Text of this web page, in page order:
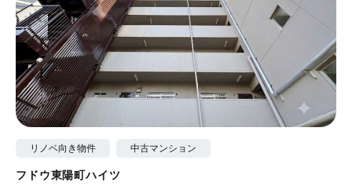
リノベ向き物件 中古マンション
フドウ東陽町ハイツ